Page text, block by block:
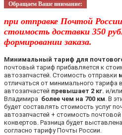
Обращаем Ваше внимание:
при отправке Почтой
стоимость доставки 350
формировании заказа.
Минимальный тариф для
почтовый тариф прибавляется к
автозапчастей. Стоимость отправки
отличаться от минимального тарифа
автозапчастей превышает 2 кг. и/
Владимира более чем на 700 км. В
будет составлять стоимость услуг
автозапчастей + стоимость
конвертов. Разница будет
согласно тарифу Почты России.